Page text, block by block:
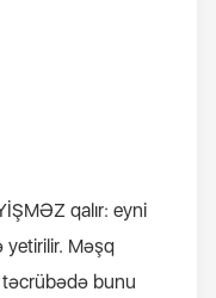
qalır: eyni
yetirilir. Məşq
təcrübədə bunu